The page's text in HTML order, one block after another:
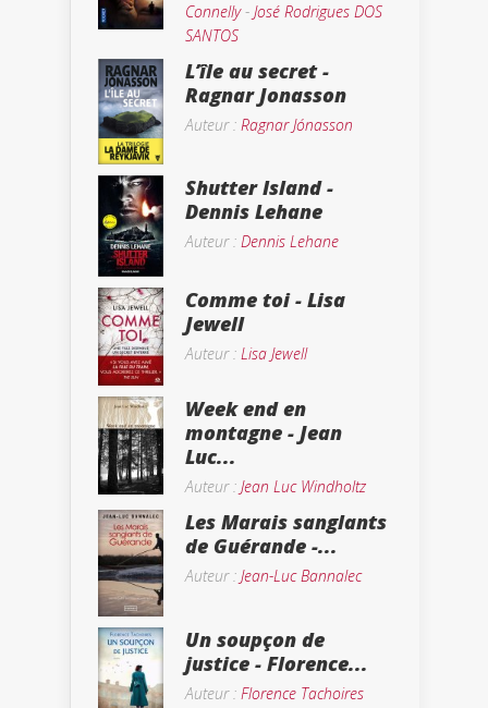
Connelly- José Rodrigues DOS
SANTOS
L’île au secret -
Ragnar Jonasson
Auteur : Ragnar Jónasson
Shutter Island -
Dennis Lehane
Auteur : Dennis Lehane
Comme toi - Lisa
Jewell
Auteur : Lisa Jewell
Week end en
montagne - Jean
Luc...
Auteur : Jean Luc Windholtz
Les Marais sanglants
de Guérande -...
Auteur : Jean-Luc Bannalec
Un soupçon de
justice - Florence...
Auteur : Florence Tachoires